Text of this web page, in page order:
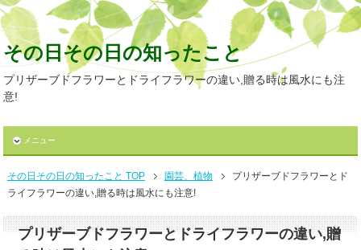
その日その日の知ったこと
プリザーブドフラワーとドライフラワーの違い,贈る時は風水にも注
意!
メニュー
その日その日の知ったこと TOP 園芸、植物
プリザーブドフラワーとド
ライフラワーの違い,贈る時は風水にも注意!
プリザーブドフラワーとドライフラワーの違い,贈